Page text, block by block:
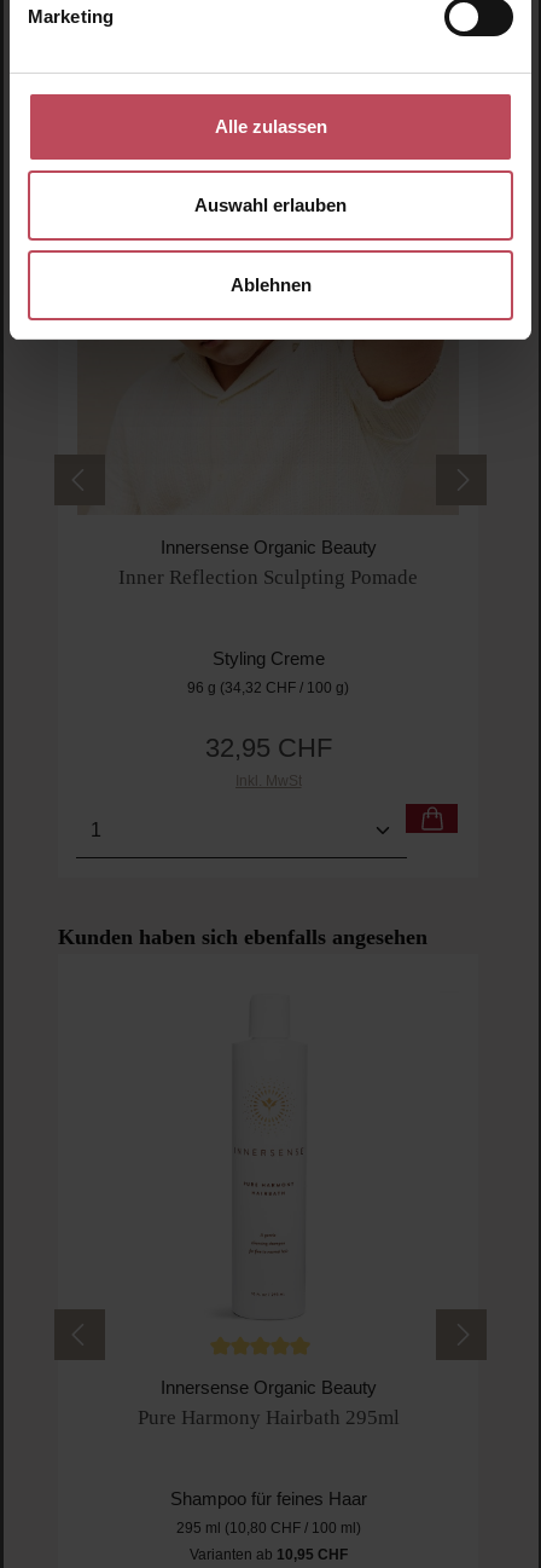
Marketing
Alle zulassen
Auswahl erlauben
Ablehnen
Produktgalerie überspringen
Ähnliche Produkte
Innersense Organic Beauty
Inner Reflection Sculpting Pomade
Styling Creme
96 g (34,32 CHF / 100 g)
Regulärer Preis:
32,95 CHF
Inkl. MwSt
Produkt Anzahl: Gib den gewünschten Wert
Produktgalerie überspringen
Kunden haben sich ebenfalls angesehen
Innersense Organic Beauty
Pure Harmony Hairbath 295ml
Shampoo für feines Haar
295 ml (10,80 CHF / 100 ml)
Varianten ab 10,95 CHF